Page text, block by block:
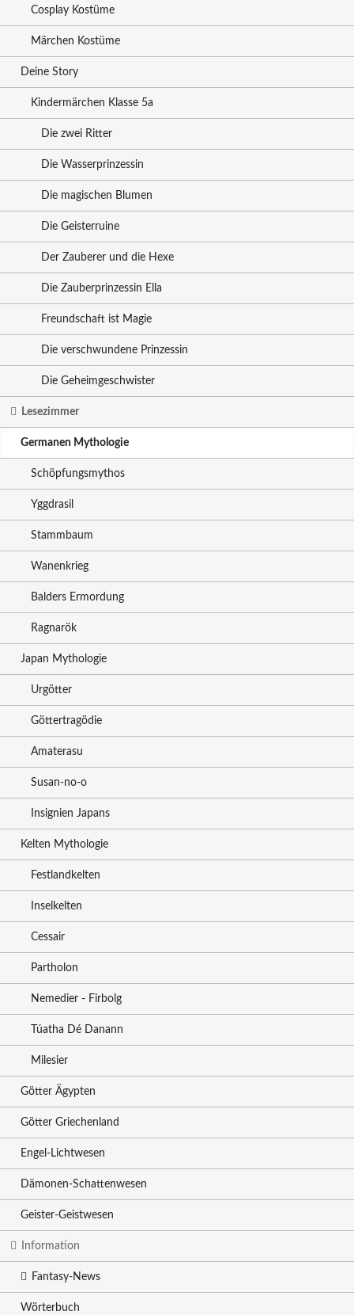
Cosplay Kostüme
Märchen Kostüme
Deine Story
Kindermärchen Klasse 5a
Die zwei Ritter
Die Wasserprinzessin
Die magischen Blumen
Die Geisterruine
Der Zauberer und die Hexe
Die Zauberprinzessin Ella
Freundschaft ist Magie
Die verschwundene Prinzessin
Die Geheimgeschwister
Lesezimmer
Germanen Mythologie
Schöpfungsmythos
Yggdrasil
Stammbaum
Wanenkrieg
Balders Ermordung
Ragnarök
Japan Mythologie
Urgötter
Göttertragödie
Amaterasu
Susan-no-o
Insignien Japans
Kelten Mythologie
Festlandkelten
Inselkelten
Cessair
Partholon
Nemedier - Firbolg
Túatha Dé Danann
Milesier
Götter Ägypten
Götter Griechenland
Engel-Lichtwesen
Dämonen-Schattenwesen
Geister-Geistwesen
Information
Fantasy-News
Wörterbuch